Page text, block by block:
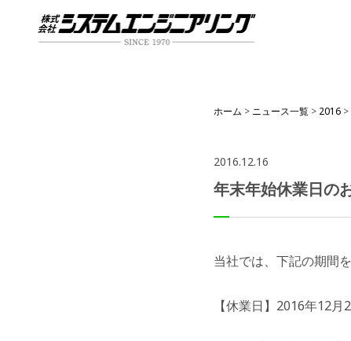
ホーム > ニュース一覧 > 2016 >
2016.12.16
年末年始休業日の
当社では、下記の期間
【休業日】2016年12